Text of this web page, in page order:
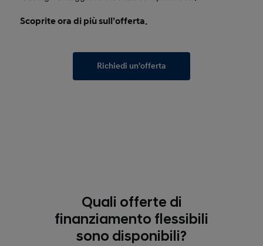
Scoprite ora di più sull’offerta.
Richiedi un’offerta
Quali offerte di
finanziamento flessibili
sono disponibili?